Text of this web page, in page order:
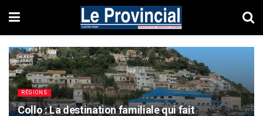
RÉGIONS
Collo : La destination familiale qui fait